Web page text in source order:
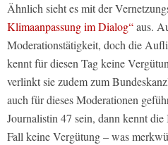
Ähnlich sieht es mit der
Klimaanpassung im Dialog“aus.
Moderationstätigkeit, doch die
kennt für diesen Tag keine
verlinkt sie zudem zum
auch für dieses Moderationen
Journalistin 47 sein, dann kennt
Fall keine Vergütung – was